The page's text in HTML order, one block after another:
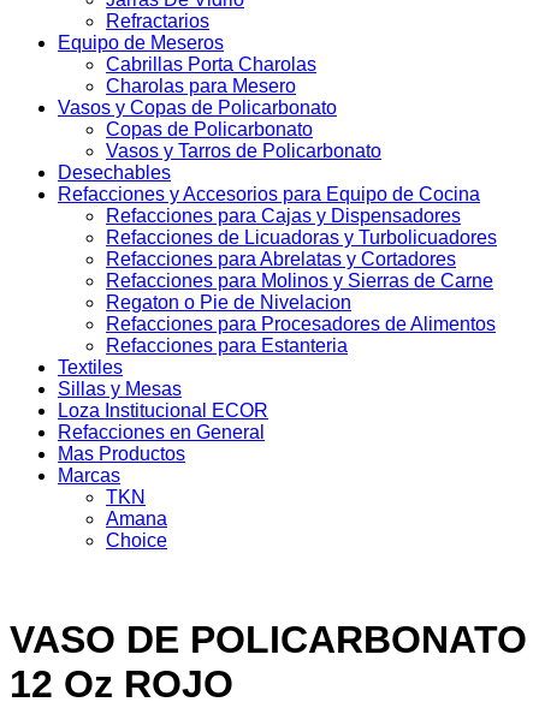
Refractarios
Equipo de Meseros
Cabrillas Porta Charolas
Charolas para Mesero
Vasos y Copas de Policarbonato
Copas de Policarbonato
Vasos y Tarros de Policarbonato
Desechables
Refacciones y Accesorios para Equipo de Cocina
Refacciones para Cajas y Dispensadores
Refacciones de Licuadoras y Turbolicuadores
Refacciones para Abrelatas y Cortadores
Refacciones para Molinos y Sierras de Carne
Regaton o Pie de Nivelacion
Refacciones para Procesadores de Alimentos
Refacciones para Estanteria
Textiles
Sillas y Mesas
Loza Institucional ECOR
Refacciones en General
Mas Productos
Marcas
TKN
Amana
Choice
VASO DE POLICARBONATO
12 Oz ROJO